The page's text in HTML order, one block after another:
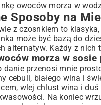
owoców morza w
Sposoby na
z czosnkiem to
może być bazą do
alternatyw. Każdy z
morza w sosie
przenosi mnie
cebuli, białego wina i
wlej chlust wina i
Na koniec